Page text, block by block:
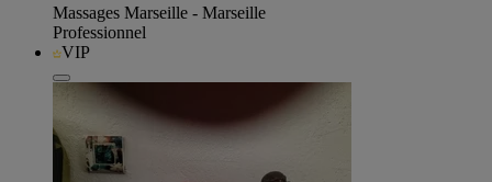
Massages Marseille - Marseille
Professionnel
VIP